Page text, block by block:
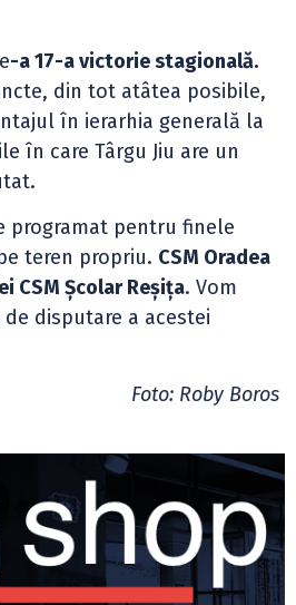
-a 17-a victorie stagională.
din tot atâtea posibile,
în ierarhia generală la
în care Târgu Jiu are un
programat pentru finele
teren propriu. CSM Oradea
CSM Școlar Reșița. Vom
disputare a acestei
Foto: Roby Boros